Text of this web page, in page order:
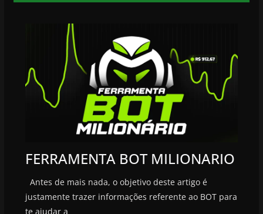
FERRAMENTA BOT MILIONARIO
Antes de mais nada, o objetivo deste artigo é
justamente trazer informações referente ao BOT para
te ajudar a